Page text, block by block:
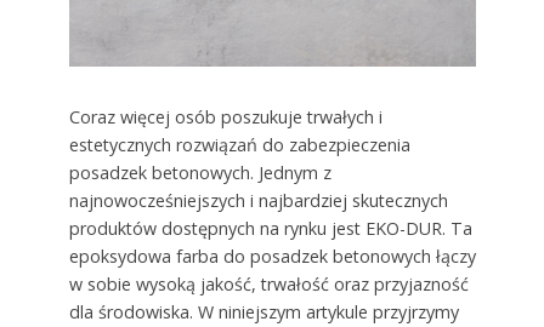
Coraz więcej osób poszukuje trwałych i
estetycznych rozwiązań do zabezpieczenia
posadzek betonowych. Jednym z
najnowocześniejszych i najbardziej skutecznych
produktów dostępnych na rynku jest EKO-DUR. Ta
epoksydowa farba do posadzek betonowych łączy
w sobie wysoką jakość, trwałość oraz przyjazność
dla środowiska. W niniejszym artykule przyjrzymy